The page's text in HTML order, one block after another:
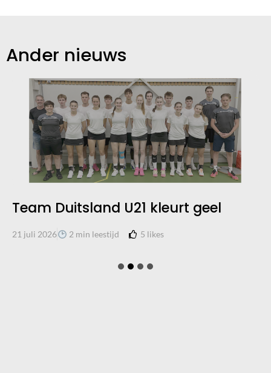
Ander nieuws
Team Duitsland U21 kleurt geel
21 juli 2026 2 min leestijd 5 likes